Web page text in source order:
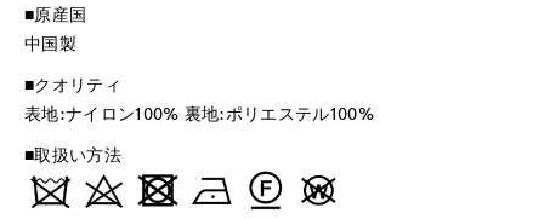
■原産国
中国製
■クオリティ
表地:ナイロン100% 裏地:ポリエステル100%
■取扱い方法